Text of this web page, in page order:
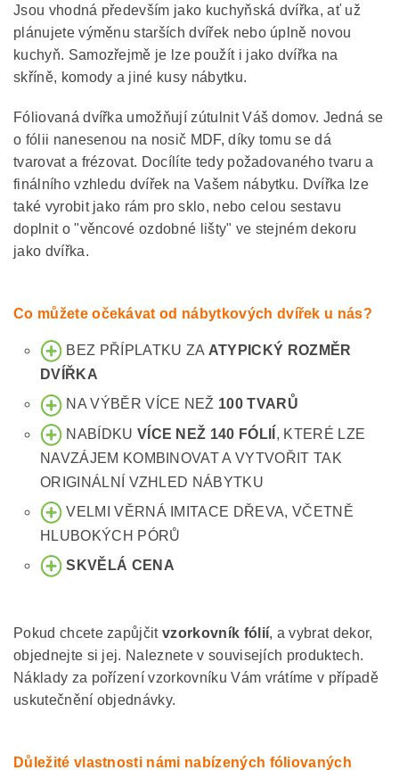
Jsou vhodná především jako kuchyňská dvířka, ať už
plánujete výměnu starších dvířek nebo úplně novou
kuchyň. Samozřejmě je lze použít i jako dvířka na
skříně, komody a jiné kusy nábytku.
Fóliovaná dvířka umožňují zútulnit Váš domov. Jedná se
o fólii nanesenou na nosič MDF, díky tomu se dá
tvarovat a frézovat. Docílíte tedy požadovaného tvaru a
finálního vzhledu dvířek na Vašem nábytku. Dvířka lze
také vyrobit jako rám pro sklo, nebo celou sestavu
doplnit o "věncové ozdobné lišty" ve stejném dekoru
jako dvířka.
Co můžete očekávat od nábytkových dvířek u nás?
BEZ PŘÍPLATKU ZA ATYPICKÝ ROZMĚR
DVÍŘKA
NA VÝBĚR VÍCE NEŽ 100 TVARŮ
NABÍDKU VÍCE NEŽ 140 FÓLIÍ , KTERÉ LZE
NAVZÁJEM KOMBINOVAT A VYTVOŘIT TAK
ORIGINÁLNÍ VZHLED NÁBYTKU
VELMI VĚRNÁ IMITACE DŘEVA, VČETNĚ
HLUBOKÝCH PÓRŮ
SKVĚLÁ CENA
Pokud chcete zapůjčitvzorkovník fólií, a vybrat dekor,
objednejte si jej. Naleznete v souvisejích produktech.
Náklady za pořízení vzorkovníku Vám vrátíme v případě
uskutečnění objednávky.
Důležité vlastnosti námi nabízených fóliovaných